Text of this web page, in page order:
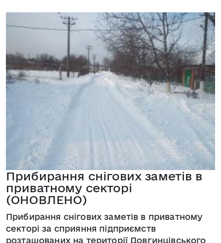
Прибирання снігових заметів в
приватному секторі
(ОНОВЛЕНО)
Прибирання снігових заметів в приватному
секторі за сприяння підприємств
розташованих на території Довгинцівського